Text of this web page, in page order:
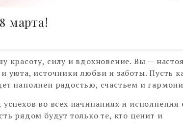
марта!
красоту, силу и вдохновение. Вы —
уюта, источники любви и заботы. Пусть
наполнен радостью, счастьем и
во всех начинаниях и исполнения
рядом будут только те, кто ценит и